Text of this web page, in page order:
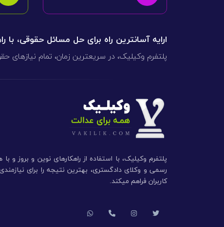
ارایه آسانترین راه برای حل مسائل حقوقی،
پلتفرم وکیلیک، در سریعترین زمان، تمام نیازهای
پلتفرم وکیلیک، با استفاده از راهکارهای نوین و بروز و
رسمی و وکلای دادگستری، بهترین نتیجه را برای
کاربران فراهم میکند.